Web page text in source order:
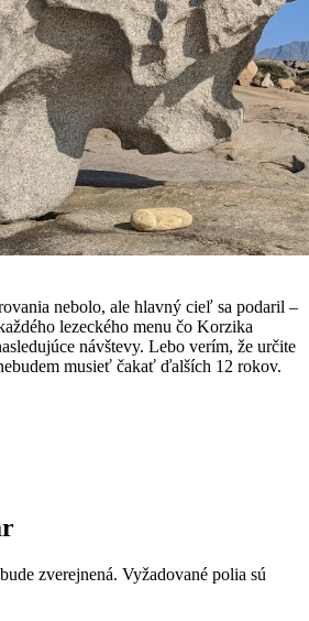
nebolo, ale hlavný cieľ sa podaril –
lezeckého menu čo Korzika
návštevy. Lebo verím, že určite
musieť čakať ďalších 12 rokov.
zverejnená. Vyžadované polia sú